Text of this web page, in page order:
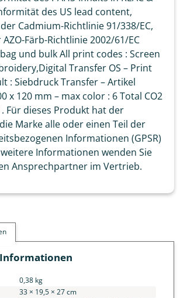
des US lead content,
Cadmium-Richtlinie 91/338/EC,
Färb-Richtlinie 2002/61/EC
und bulk All print codes : Screen
Transfer OS – Print
: Siebdruck Transfer – Artikel
x 120 mm – max color : 6 Total CO2
Für dieses Produkt hat der
Marke alle oder einen Teil der
Informationen (GPSR)
Informationen wenden Sie
Ansprechpartner im Vertrieb.
0,38 kg
33 × 19,5 × 27 cm